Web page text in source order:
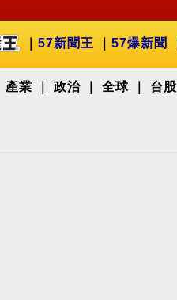
57新聞王 57爆新聞
產業 政治 全球 台股